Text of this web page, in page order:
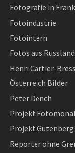
Fotografie in
Fotoindustrie
Fotointern
Fotos aus Russland
Henri Cartier-
Österreich Bilder
Peter Dench
Projekt
Projekt Gutenberg
Reporter ohne